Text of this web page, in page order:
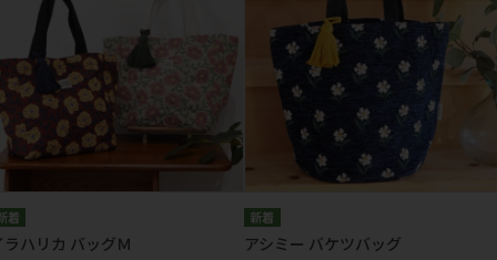
ラハリカ バッグＭ
アシミー バケツバッグ